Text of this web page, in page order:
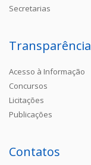
Secretarias
Transparência
Acesso à Informação
Concursos
Licitações
Publicações
Contatos